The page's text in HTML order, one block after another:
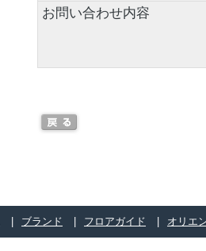
お問い合わせ内容
ブランド フロアガイド オリエ